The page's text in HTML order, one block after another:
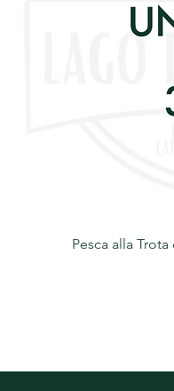
Pesca alla